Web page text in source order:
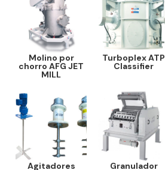
Molino por
chorro AFG JET
MILL
Turboplex ATP
Classifier
Agitadores Granulador